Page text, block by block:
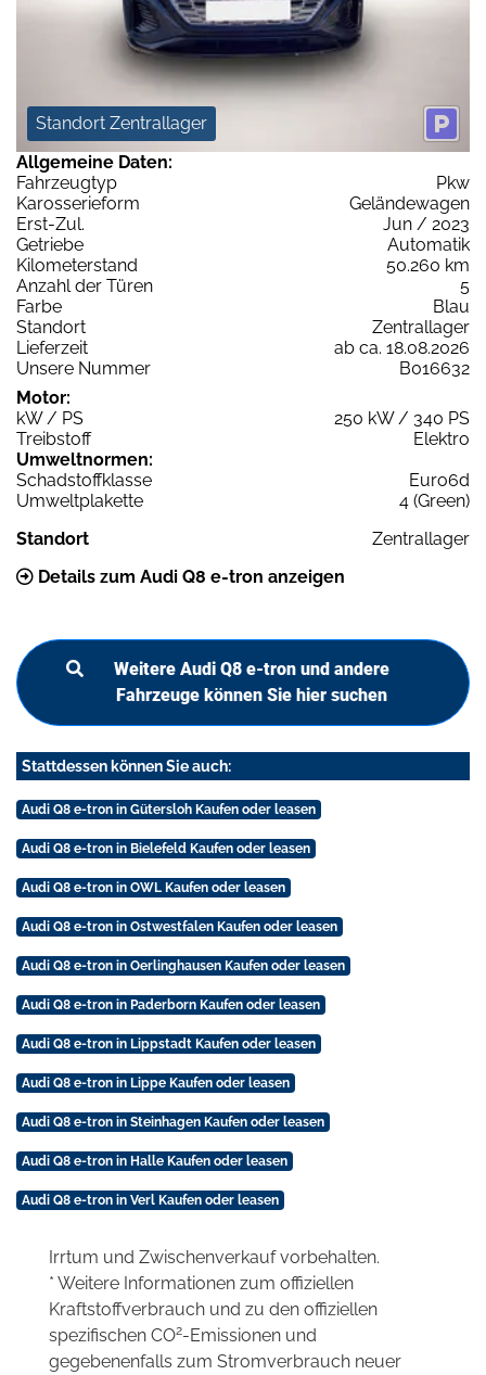
Standort Zentrallager
Allgemeine Daten:
Fahrzeugtyp
Pkw
Karosserieform
Geländewagen
Erst-Zul.
Jun / 2023
Getriebe
Automatik
Kilometerstand
50.260 km
Anzahl der Türen
5
Farbe
Blau
Standort
Zentrallager
Lieferzeit
ab ca. 18.08.2026
Unsere Nummer
B016632
Motor:
kW / PS
250 kW / 340 PS
Treibstoff
Elektro
Umweltnormen:
Schadstoffklasse
Euro6d
Umweltplakette
4 (Green)
Standort
Zentrallager
Details zum Audi Q8 e-tron anzeigen
Weitere Audi Q8 e-tron und andere
Fahrzeuge können Sie hier suchen
Stattdessen können Sie auch:
Audi Q8 e-tron in Gütersloh Kaufen oder leasen
Audi Q8 e-tron in Bielefeld Kaufen oder leasen
Audi Q8 e-tron in OWL Kaufen oder leasen
Audi Q8 e-tron in Ostwestfalen Kaufen oder leasen
Audi Q8 e-tron in Oerlinghausen Kaufen oder leasen
Audi Q8 e-tron in Paderborn Kaufen oder leasen
Audi Q8 e-tron in Lippstadt Kaufen oder leasen
Audi Q8 e-tron in Lippe Kaufen oder leasen
Audi Q8 e-tron in Steinhagen Kaufen oder leasen
Audi Q8 e-tron in Halle Kaufen oder leasen
Audi Q8 e-tron in Verl Kaufen oder leasen
Irrtum und Zwischenverkauf vorbehalten.
* Weitere Informationen zum offiziellen
Kraftstoffverbrauch und zu den offiziellen
spezifischen CO2-Emissionen und
gegebenenfalls zum Stromverbrauch neuer